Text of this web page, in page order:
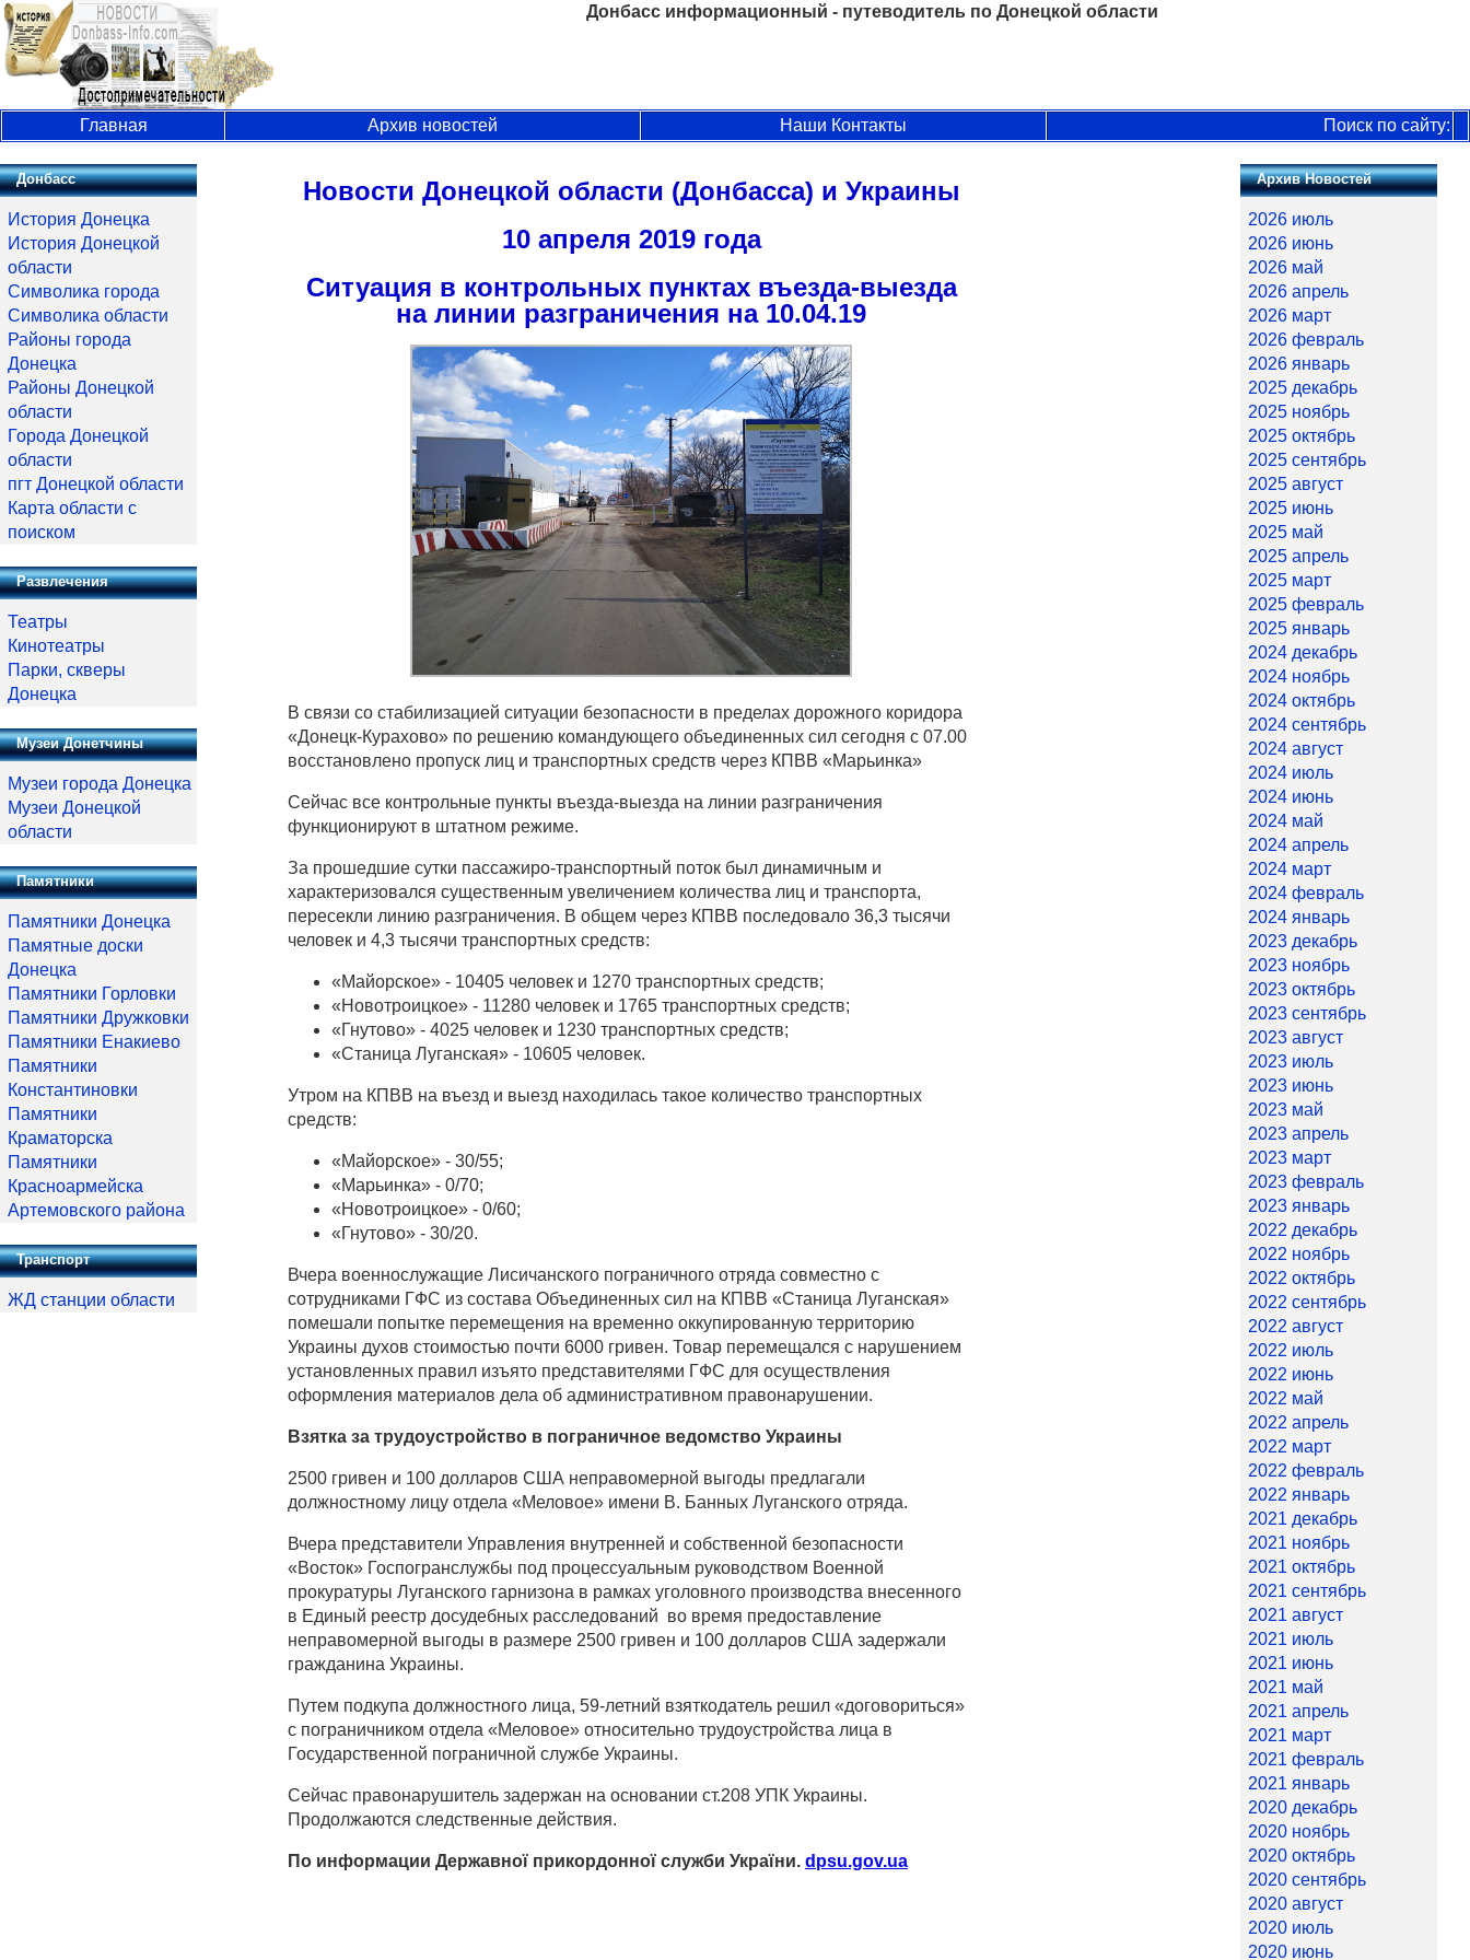
Донбасс информационный - путеводитель по Донецкой области
Главная Архив новостей Наши Контакты Поиск по сайту:
Новости Донецкой области (Донбасса) и Украины
10 апреля 2019 года
Ситуация в контрольных пунктах въезда-выезда
на линии разграничения на 10.04.19
В связи со стабилизацией ситуации безопасности в пределах дорожного коридора
«Донецк-Курахово» по решению командующего объединенных сил сегодня с 07.00
восстановлено пропуск лиц и транспортных средств через КПВВ «Марьинка»
Сейчас все контрольные пункты въезда-выезда на линии разграничения
функционируют в штатном режиме.
За прошедшие сутки пассажиро-транспортный поток был динамичным и
характеризовался существенным увеличением количества лиц и транспорта,
пересекли линию разграничения. В общем через КПВВ последовало 36,3 тысячи
человек и 4,3 тысячи транспортных средств:
«Майорское» - 10405 человек и 1270 транспортных средств;
«Новотроицкое» - 11280 человек и 1765 транспортных средств;
«Гнутово» - 4025 человек и 1230 транспортных средств;
«Станица Луганская» - 10605 человек.
Утром на КПВВ на въезд и выезд находилась такое количество транспортных
средств:
«Майорское» - 30/55;
«Марьинка» - 0/70;
«Новотроицкое» - 0/60;
«Гнутово» - 30/20.
Вчера военнослужащие Лисичанского пограничного отряда совместно с
сотрудниками ГФС из состава Объединенных сил на КПВВ «Станица Луганская»
помешали попытке перемещения на временно оккупированную территорию
Украины духов стоимостью почти 6000 гривен. Товар перемещался с нарушением
установленных правил изъято представителями ГФС для осуществления
оформления материалов дела об административном правонарушении.
Взятка за трудоустройство в пограничное ведомство Украины
2500 гривен и 100 долларов США неправомерной выгоды предлагали
должностному лицу отдела «Меловое» имени В. Банных Луганского отряда.
Вчера представители Управления внутренней и собственной безопасности
«Восток» Госпогранслужбы под процессуальным руководством Военной
прокуратуры Луганского гарнизона в рамках уголовного производства внесенного
в Единый реестр досудебных расследований во время предоставление
неправомерной выгоды в размере 2500 гривен и 100 долларов США задержали
гражданина Украины.
Путем подкупа должностного лица, 59-летний взяткодатель решил «договориться»
с пограничником отдела «Меловое» относительно трудоустройства лица в
Государственной пограничной службе Украины.
Сейчас правонарушитель задержан на основании ст.208 УПК Украины.
Продолжаются следственные действия.
По информации Державної прикордонної служби України. dpsu.gov.ua
Донбасс
История Донецка
История Донецкой
области
Символика города
Символика области
Районы города
Донецка
Районы Донецкой
области
Города Донецкой
области
пгт Донецкой области
Карта области с
поиском
Развлечения
Театры
Кинотеатры
Парки, скверы
Донецка
Музеи Донетчины
Музеи города Донецка
Музеи Донецкой
области
Памятники
Памятники Донецка
Памятные доски
Донецка
Памятники Горловки
Памятники Дружковки
Памятники Енакиево
Памятники
Константиновки
Памятники
Краматорска
Памятники
Красноармейска
Артемовского района
Транспорт
ЖД станции области
Архив Новостей
2026 июль
2026 июнь
2026 май
2026 апрель
2026 март
2026 февраль
2026 январь
2025 декабрь
2025 ноябрь
2025 октябрь
2025 сентябрь
2025 август
2025 июнь
2025 май
2025 апрель
2025 март
2025 февраль
2025 январь
2024 декабрь
2024 ноябрь
2024 октябрь
2024 сентябрь
2024 август
2024 июль
2024 июнь
2024 май
2024 апрель
2024 март
2024 февраль
2024 январь
2023 декабрь
2023 ноябрь
2023 октябрь
2023 сентябрь
2023 август
2023 июль
2023 июнь
2023 май
2023 апрель
2023 март
2023 февраль
2023 январь
2022 декабрь
2022 ноябрь
2022 октябрь
2022 сентябрь
2022 август
2022 июль
2022 июнь
2022 май
2022 апрель
2022 март
2022 февраль
2022 январь
2021 декабрь
2021 ноябрь
2021 октябрь
2021 сентябрь
2021 август
2021 июль
2021 июнь
2021 май
2021 апрель
2021 март
2021 февраль
2021 январь
2020 декабрь
2020 ноябрь
2020 октябрь
2020 сентябрь
2020 август
2020 июль
2020 июнь